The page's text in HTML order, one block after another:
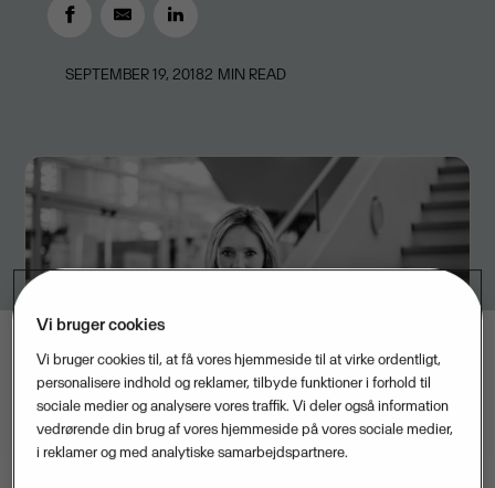
SEPTEMBER 19, 20182 MIN READ
Vi bruger cookies
Vi bruger cookies til, at få vores hjemmeside til at virke ordentligt,
personalisere indhold og reklamer, tilbyde funktioner i forhold til
sociale medier og analysere vores traffik. Vi deler også information
vedrørende din brug af vores hjemmeside på vores sociale medier,
i reklamer og med analytiske samarbejdspartnere.